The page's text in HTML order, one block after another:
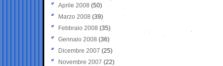
Aprile 2008 (50)
Marzo 2008 (39)
Febbraio 2008 (35)
Gennaio 2008 (36)
Dicembre 2007 (25)
Novembre 2007 (22)